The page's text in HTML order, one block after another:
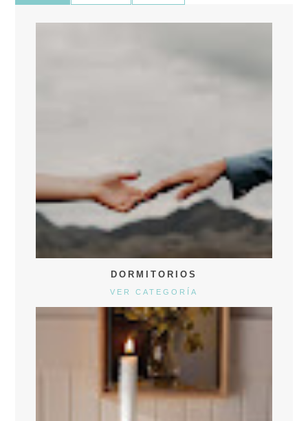
DORMITORIOS
VER CATEGORÍA